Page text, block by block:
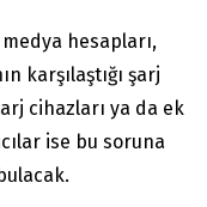
hesapları,
karşılaştığı şarj
cihazları ya da ek
ise bu soruna